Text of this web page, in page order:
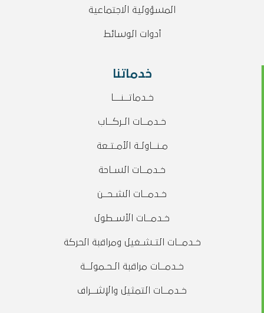
المسؤولية الاجتماعية
أدوات الوسائط
خدماتنا
خـدماتــنـــا
خـدمــات الـركــاب
مـنــاولـة الأمـتـعة
خـدمــات السـاحة
خـدمــات الشـحــن
خـدمــات الأسـطول
خـدمــات التـشـغيل ومراقبة الحركة
خـدمــات مراقبة الـحـمولــة
خـدمــات التمثيل والإشــراف